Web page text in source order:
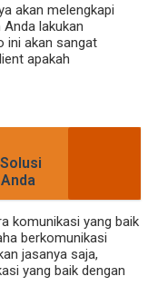
akan melengkapi
lakukan
ini akan sangat
apakah
komunikasi yang baik
berkomunikasi
jasanya saja,
yang baik dengan